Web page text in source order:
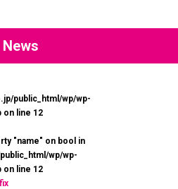
News
public_html/wp/wp-
on line 12
"name" on bool in
wp/wp-
on line 12